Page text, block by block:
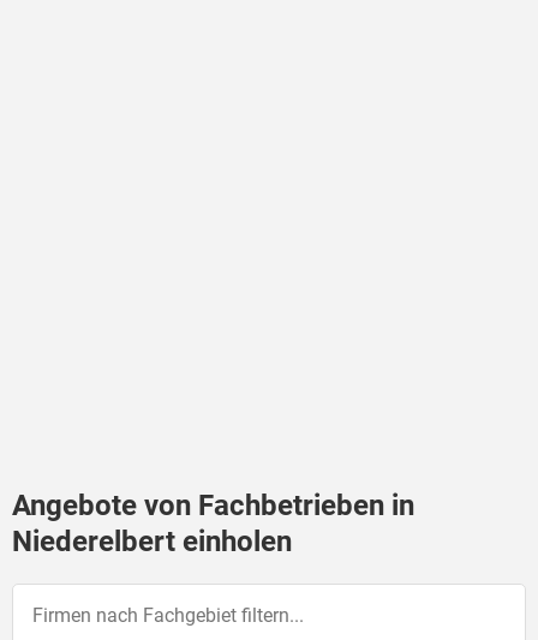
Angebote von Fachbetrieben in
Niederelbert einholen